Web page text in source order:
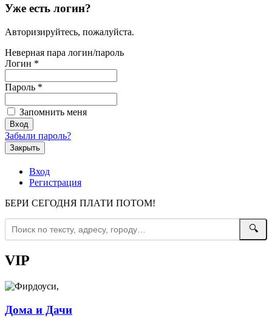
Уже есть логин?
Авторизируйтесь, пожалуйста.
Неверная пара логин/пароль
Логин *
Пароль *
Запомнить меня
Забыли пароль?
Закрыть
Вход
Регистрация
БЕРИ СЕГОДНЯ ПЛАТИ ПОТОМ!
🔍
VIP
Дома и Дачи